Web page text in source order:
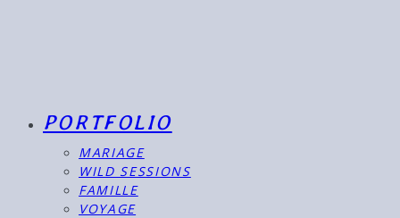
PORTFOLIO
MARIAGE
WILD SESSIONS
FAMILLE
VOYAGE